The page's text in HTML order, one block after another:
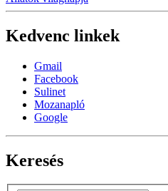
Kedvenc linkek
Gmail
Facebook
Sulinet
Mozanapló
Google
Keresés